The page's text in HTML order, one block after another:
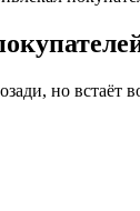
но встаёт